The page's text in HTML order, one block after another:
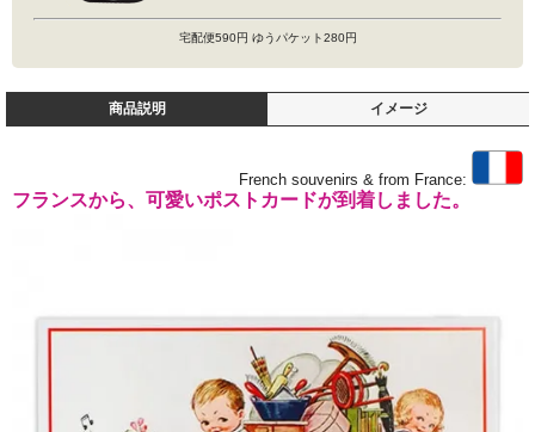
宅配便590円 ゆうパケット280円
商品説明 イメージ
French souvenirs & from France:
フランスから、可愛いポストカードが到着しました。